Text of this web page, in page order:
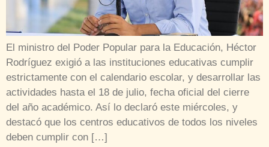
El ministro del Poder Popular para la Educación, Héctor
Rodríguez exigió a las instituciones educativas cumplir
estrictamente con el calendario escolar, y desarrollar las
actividades hasta el 18 de julio, fecha oficial del cierre
del año académico. Así lo declaró este miércoles, y
destacó que los centros educativos de todos los niveles
deben cumplir con […]